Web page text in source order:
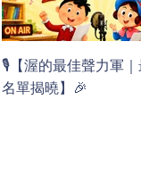
🎙️【渥的最佳聲力軍
名單揭曉】🎉